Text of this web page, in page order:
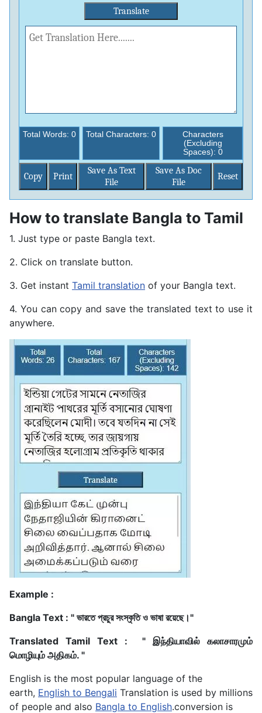
Total Words: 0 Total Characters: 0
Characters
(Excluding
Spaces): 0
Copy Print
Save As Text
File
Save As Doc
File
How to translate Bangla to Tamil
1. Just type or paste Bangla text.
2. Click on translate button.
3. Get instant Tamil translation of your Bangla text.
4. You can copy and save the translated text to use it
anywhere.
Example :
Bangla Text : " ভারতে প্রচুর সংস্কৃতি ও ভাষা রয়েছে।"
Translated Tamil Text : " இந்தியாவில் கலாசாரமும்
மொழியும் அதிகம். "
English is the most popular language of the
earth, English to Bengali Translation is used by millions
of people and also Bangla to English.conversion is